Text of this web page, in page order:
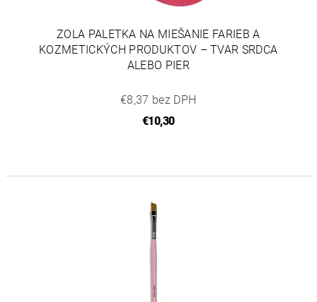
ZOLA PALETKA NA MIEŠANIE FARIEB A
KOZMETICKÝCH PRODUKTOV – TVAR SRDCA
ALEBO PIER
€8,37 bez DPH
€10,30